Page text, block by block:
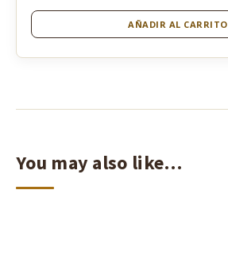
AÑADIR AL CARRITO
You may also like…